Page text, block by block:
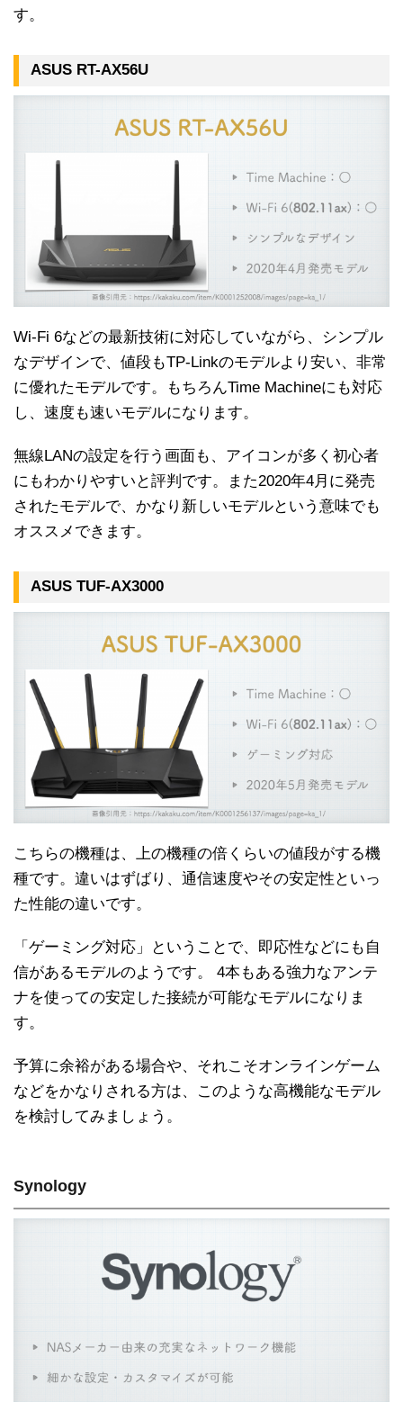
す。
ASUS RT-AX56U
Wi-Fi 6などの最新技術に対応していながら、シンプル
なデザインで、値段もTP-Linkのモデルより安い、非常
に優れたモデルです。もちろんTime Machineにも対応
し、速度も速いモデルになります。
無線LANの設定を行う画面も、アイコンが多く初心者
にもわかりやすいと評判です。また2020年4月に発売
されたモデルで、かなり新しいモデルという意味でも
オススメできます。
ASUS TUF-AX3000
こちらの機種は、上の機種の倍くらいの値段がする機
種です。違いはずばり、通信速度やその安定性といっ
た性能の違いです。
「ゲーミング対応」ということで、即応性などにも自
信があるモデルのようです。 4本もある強力なアンテ
ナを使っての安定した接続が可能なモデルになりま
す。
予算に余裕がある場合や、それこそオンラインゲーム
などをかなりされる方は、このような高機能なモデル
を検討してみましょう。
Synology